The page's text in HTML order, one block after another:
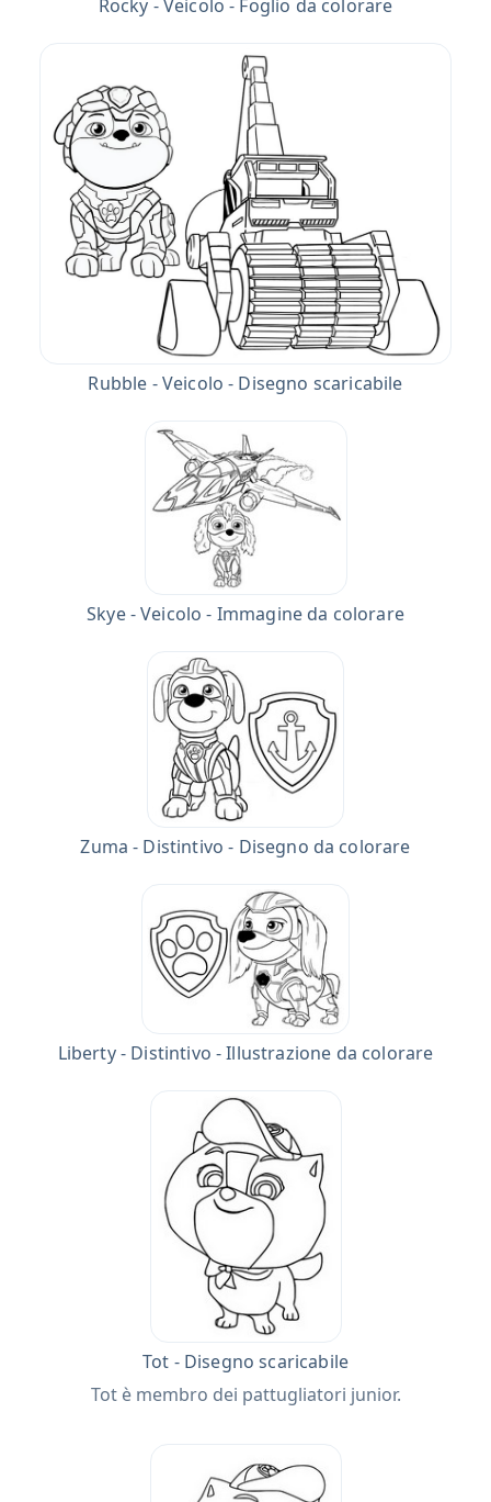
Rocky - Veicolo - Foglio da colorare
Rubble - Veicolo - Disegno scaricabile
Skye - Veicolo - Immagine da colorare
Zuma - Distintivo - Disegno da colorare
Liberty - Distintivo - Illustrazione da colorare
Tot - Disegno scaricabile
Tot è membro dei pattugliatori junior.